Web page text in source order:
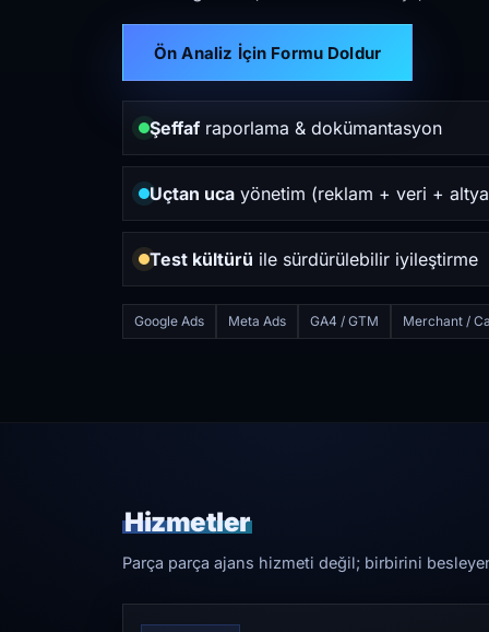
Ön Analiz İçin Formu Doldur
Şeffafraporlama & dokümantasyon
Uçtan uca yönetim (reklam + veri +
Test kültürü ile sürdürülebilir iyileştirme
Google Ads Meta Ads GA4 / GTM Merchant /
Hizmetler
Parça parça ajans hizmeti değil; birbirini